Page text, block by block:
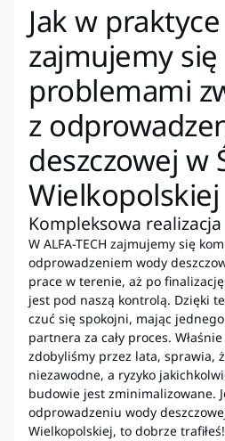
Jak w praktyce
zajmujemy się
problemami
z
deszczowej w
Wielkopolskiej
Kompleksowa realizacja
W ALFA-TECH zajmujemy się
odprowadzeniem wody
prace w terenie, aż po
jest pod naszą kontrolą. Dzięki
czuć się spokojni, mając
partnera za cały proces.
zdobyliśmy przez lata, sprawia,
niezawodne, a ryzyko
budowie jest zminimalizowane.
odprowadzeniu wody
Wielkopolskiej, to dobrze trafiłeś!